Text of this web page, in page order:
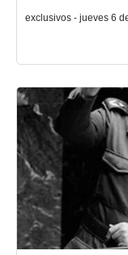
exclusivos - jueves 6